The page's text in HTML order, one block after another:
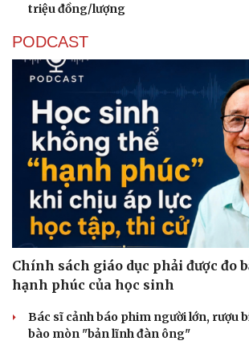
triệu đồng/lượng
PODCAST
Chính sách giáo dục phải được đo
hạnh phúc của học sinh
Bác sĩ cảnh báo phim người lớn, rượu
bào mòn "bản lĩnh đàn ông"